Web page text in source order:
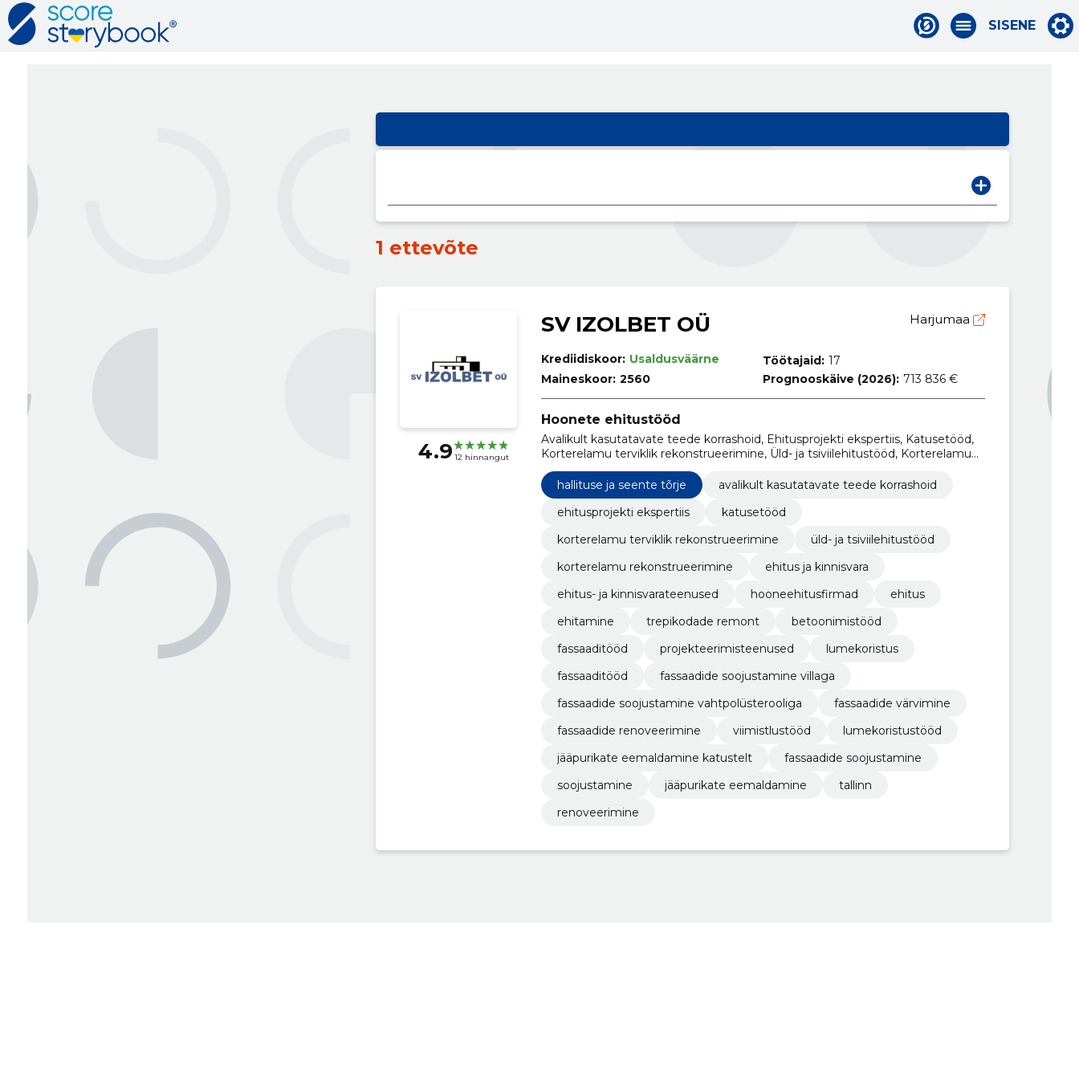
SISENE
1 ettevõte
4.9 12 hinnangut
SV IZOLBET OÜ Harjumaa
Krediidiskoor: Usaldusväärne
Maineskoor: 2560
Töötajaid: 17
Prognooskäive (2026): 713 836 €
Hoonete ehitustööd
Avalikult kasutatavate teede korrashoid, Ehitusprojekti ekspertiis, Katusetööd,
Korterelamu terviklik rekonstrueerimine, Üld- ja tsiviilehitustööd, Korterelamu
rekonstrueerimine, ehitus ja fassaaditööd, betoonimistööd, trepikodade
remont, ehitus
hallituse ja seente tõrje
avalikult kasutatavate teede korrashoid
ehitusprojekti ekspertiis
katusetööd
korterelamu terviklik rekonstrueerimine
üld- ja tsiviilehitustööd
korterelamu rekonstrueerimine
ehitus ja kinnisvara
ehitus- ja kinnisvarateenused
hooneehitusfirmad
ehitus
ehitamine
trepikodade remont
betoonimistööd
fassaaditööd
projekteerimisteenused
lumekoristus
fassaaditööd
fassaadide soojustamine villaga
fassaadide soojustamine vahtpolüsterooliga
fassaadide värvimine
fassaadide renoveerimine
viimistlustööd
lumekoristustööd
jääpurikate eemaldamine katustelt
fassaadide soojustamine
soojustamine
jääpurikate eemaldamine
tallinn
renoveerimine